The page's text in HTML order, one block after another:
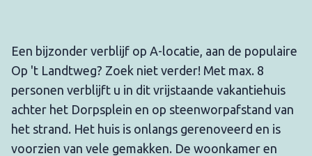
Een bijzonder verblijf op A-locatie, aan de populaire
Op 't Landtweg? Zoek niet verder! Met max. 8
personen verblijft u in dit vrijstaande vakantiehuis
achter het Dorpsplein en op steenworpafstand van
het strand. Het huis is onlangs gerenoveerd en is
voorzien van vele gemakken. De woonkamer en